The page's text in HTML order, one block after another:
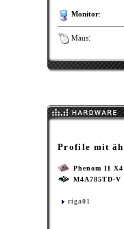
Monitor:
Maus:
Profile mit
Phenom II X4
M4A785TD-V
riga01